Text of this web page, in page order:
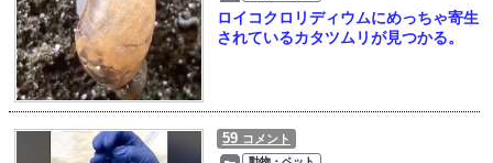
ロイコクロリディウムにめっちゃ寄生
されているカタツムリが見つかる。
59 コメント